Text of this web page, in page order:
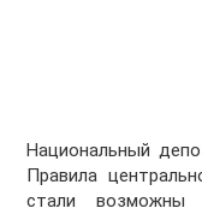
Национальный
Правила
стали возможны